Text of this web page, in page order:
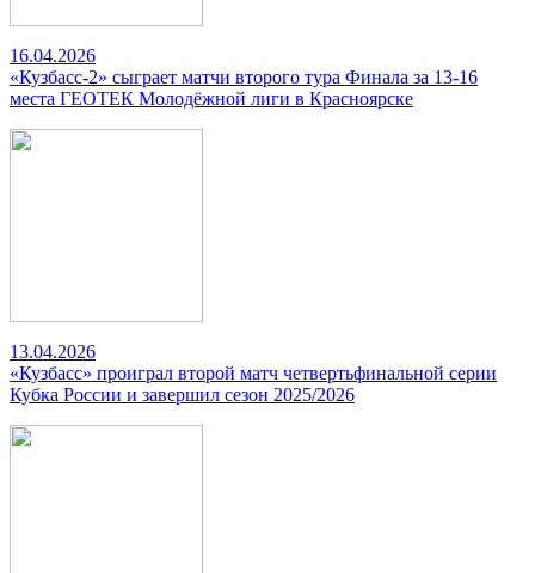
16.04.2026
«Кузбасс-2» сыграет матчи второго тура Финала за 13-16
места ГЕОТЕК Молодёжной лиги в Красноярске
13.04.2026
«Кузбасс» проиграл второй матч четвертьфинальной серии
Кубка России и завершил сезон 2025/2026